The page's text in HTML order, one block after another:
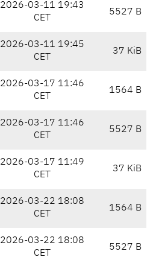
2026-03-11 19:43
CET
5527 B
2026-03-11 19:45
CET
37 KiB
2026-03-17 11:46
CET
1564 B
2026-03-17 11:46
CET
5527 B
2026-03-17 11:49
CET
37 KiB
2026-03-22 18:08
CET
1564 B
2026-03-22 18:08
CET
5527 B